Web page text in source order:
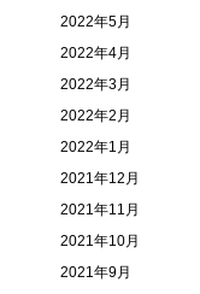
2022年5月
2022年4月
2022年3月
2022年2月
2022年1月
2021年12月
2021年11月
2021年10月
2021年9月